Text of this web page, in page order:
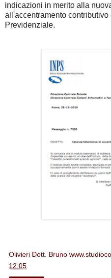
indicazioni in merito alla
all'accentramento
Previdenziale.
Olivieri Dott. Bruno
12:05